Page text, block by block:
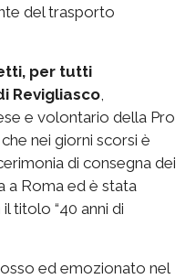
del trasporto
per tutti
Revigliasco,
e volontario della Pro
che nei giorni scorsi è
di consegna dei
a Roma ed è stata
titolo “40 anni di
ed emozionato nel